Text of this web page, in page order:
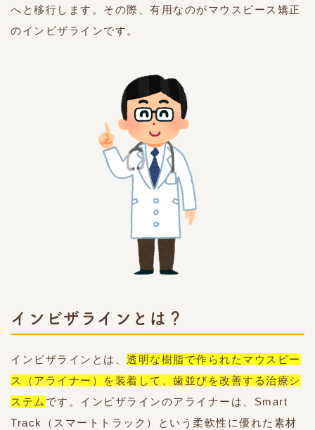
へと移行します。その際、有用なのがマウスピース矯正
のインビザラインです。
インビザラインとは？
インビザラインとは、 透明な樹脂で作られたマウスピー
ス（アライナー）を装着して、歯並びを改善する治療シ
ステム です。インビザラインのアライナーは、Smart
Track（スマートトラック）という柔軟性に優れた素材